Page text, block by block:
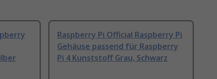
Raspberry Pi Official Raspberry Pi
Gehäuse passend für Raspberry
Pi 4 Kunststoff Grau, Schwarz